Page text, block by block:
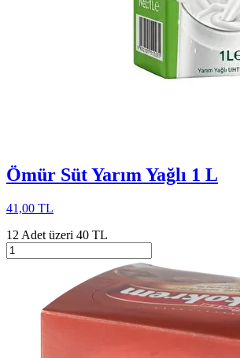
Ömür Süt Yarım Yağlı 1 L
41,00 TL
12 Adet üzeri 40 TL